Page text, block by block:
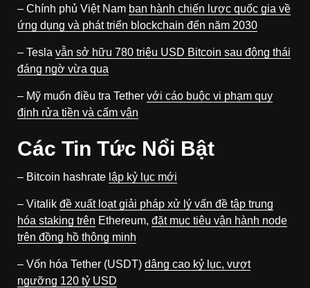
– Chính phủ Việt Nam ban hành chiến lược quốc gia về
ứng dụng và phát triển blockchain đến năm 2030
– Tesla vẫn sở hữu 780 triệu USD Bitcoin sau động thái
đáng ngờ vừa qua
– Mỹ muốn điều tra Tether với cáo buộc vi phạm quy
định rửa tiền và cấm vận
Các Tin Tức Nổi Bật
– Bitcoin hashrate lập kỷ lục mới
– Vitalik đề xuất loạt giải pháp xử lý vấn đề tập trung
hóa staking trên Ethereum, đặt mục tiêu vận hành node
trên đồng hồ thông minh
– Vốn hóa Tether (USDT) dâng cao kỷ lục, vượt
ngưỡng 120 tỷ USD